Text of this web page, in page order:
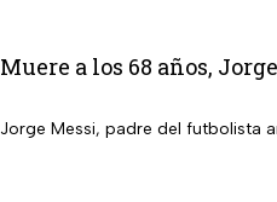
Muere a los 68 años,
Jorge Messi, padre del futbolista